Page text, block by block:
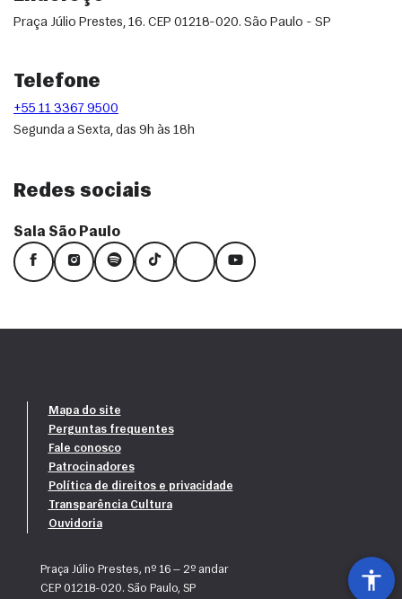
Praça Júlio Prestes, 16. CEP 01218-020. São Paulo - SP
Telefone
+55 11 3367 9500
Segunda a Sexta, das 9h às 18h
Redes sociais
Sala São Paulo
Mapa do site
Perguntas frequentes
Fale conosco
Patrocinadores
Política de direitos e privacidade
Transparência Cultura
Ouvidoria
Praça Júlio Prestes, nº 16 — 2º andar
CEP 01218-020. São Paulo, SP